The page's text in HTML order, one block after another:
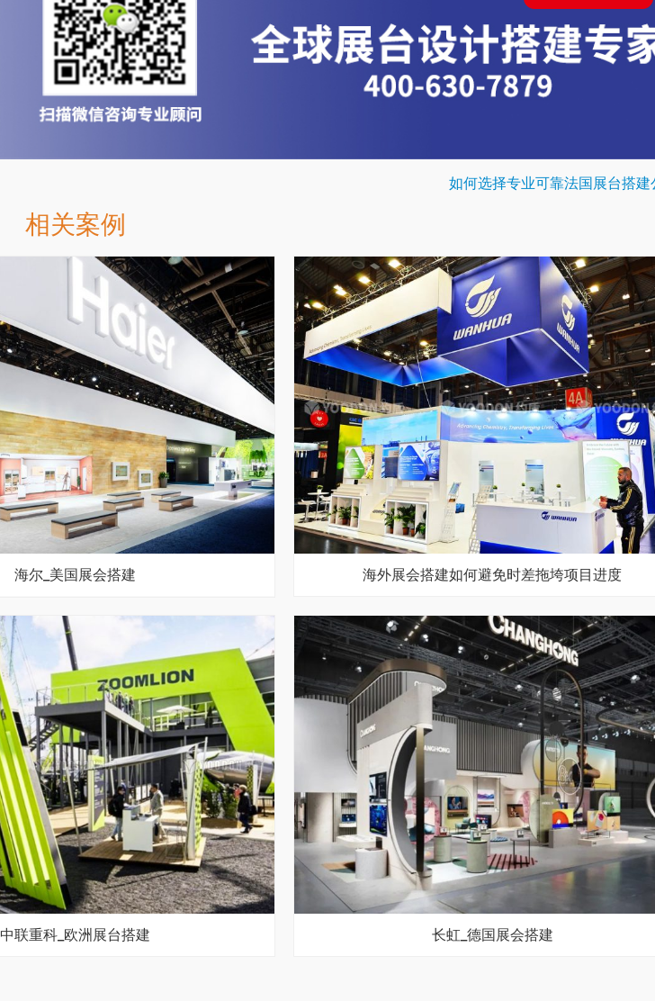
如何选择专业可靠法国展台搭建
相关案例
海尔_美国展会搭建 海外展会搭建如何避免时差拖垮项目进度
中联重科_欧洲展台搭建 长虹_德国展会搭建